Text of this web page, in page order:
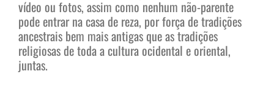
vídeo ou fotos, assim como nenhum não-parente
pode entrar na casa de reza, por força de tradições
ancestrais bem mais antigas que as tradições
religiosas de toda a cultura ocidental e oriental,
juntas.